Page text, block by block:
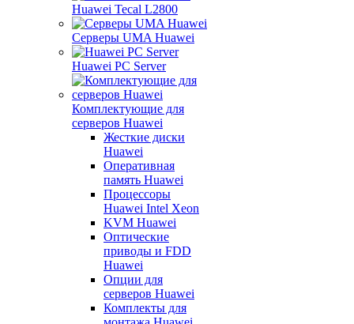
Huawei Tecal L2800
Серверы UMA Huawei
Huawei PC Server
Комплектующие для
серверов Huawei
Жесткие диски
Huawei
Оперативная
память Huawei
Процессоры
Huawei Intel Xeon
KVM Huawei
Оптические
приводы и FDD
Huawei
Опции для
серверов Huawei
Комплекты для